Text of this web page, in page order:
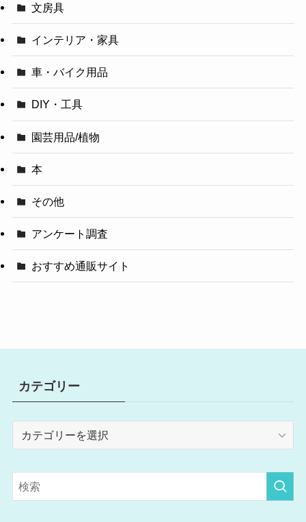
文房具
インテリア・家具
車・バイク用品
DIY・工具
園芸用品/植物
本
その他
アンケート調査
おすすめ通販サイト
カテゴリー
リ